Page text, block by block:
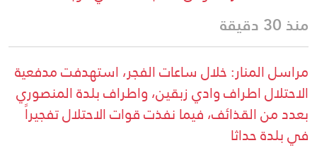
منذ 30 دقيقة
مراسل المنار: خلال ساعات الفجر، استهدفت مدفعية
الاحتلال اطراف وادي زبقين، واطراف بلدة المنصوري
بعدد من القذائف، فيما نفذت قوات الاحتلال تفجيراً
في بلدة حداثا